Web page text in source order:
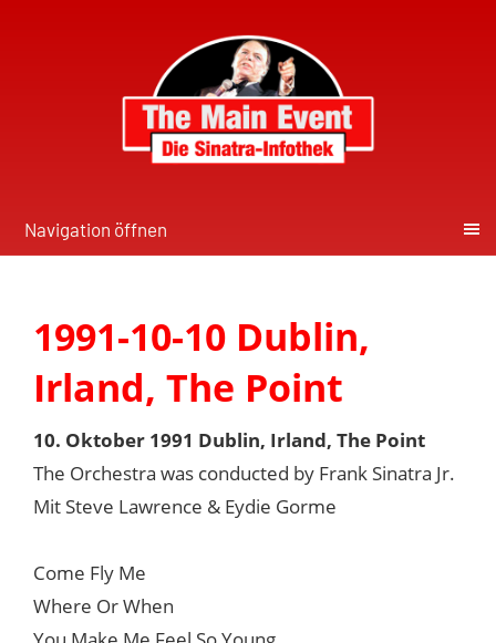
Navigation öffnen
1991-10-10 Dublin,
Irland, The Point
10. Oktober 1991 Dublin, Irland, The Point
The Orchestra was conducted by Frank Sinatra Jr.
Mit Steve Lawrence & Eydie Gorme
Come Fly Me
Where Or When